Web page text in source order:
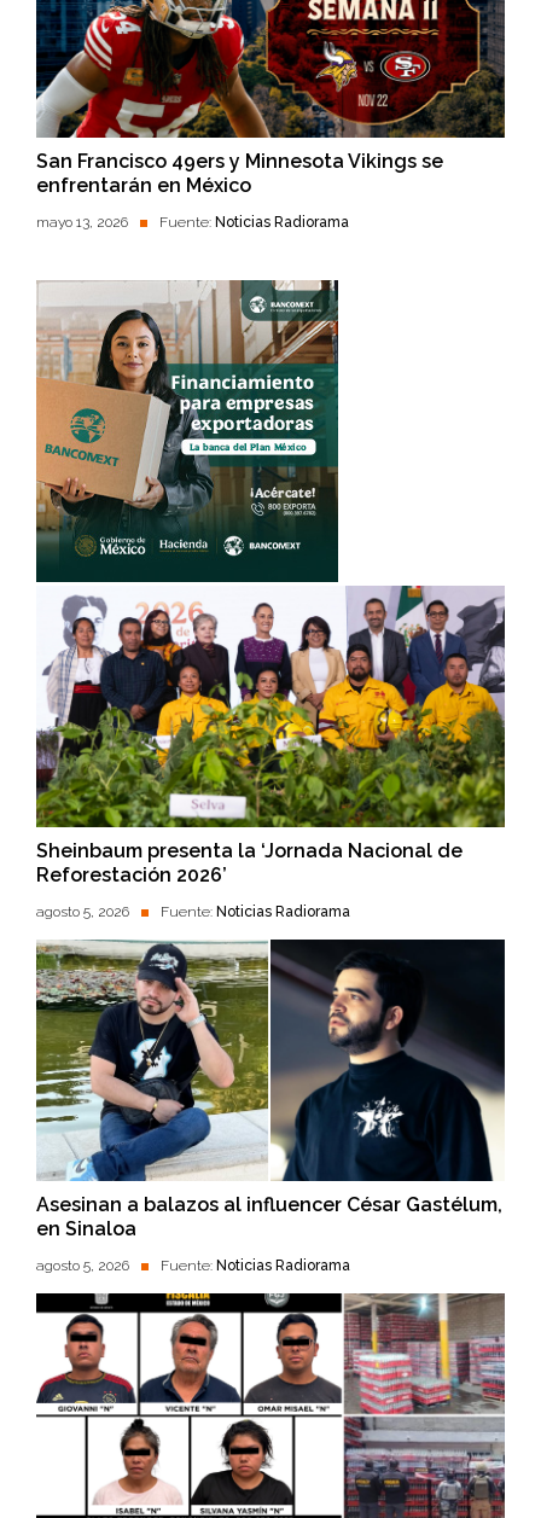
San Francisco 49ers y Minnesota Vikings se
enfrentarán en México
mayo 13, 2026 Fuente: Noticias Radiorama
Sheinbaum presenta la ‘Jornada Nacional de
Reforestación 2026’
agosto 5, 2026 Fuente: Noticias Radiorama
Asesinan a balazos al influencer César Gastélum,
en Sinaloa
agosto 5, 2026 Fuente: Noticias Radiorama